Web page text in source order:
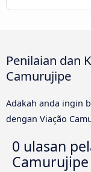
Penilaian dan
Camurujipe
Adakah anda ingin
dengan Viação
0 ulasan
Camurujipe